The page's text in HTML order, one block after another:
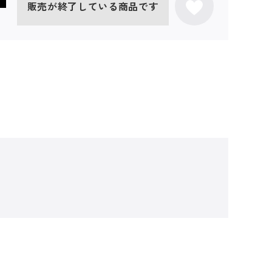
販売が終了している商品です